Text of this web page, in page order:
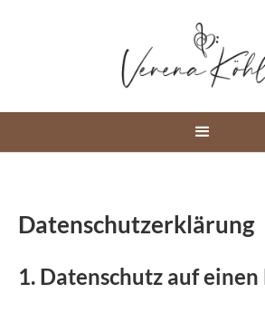
Datenschutzerklärung
1. Datenschutz auf